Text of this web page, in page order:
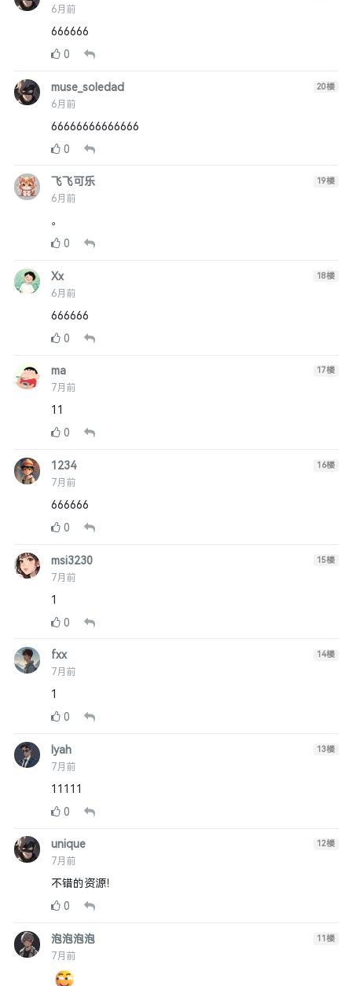
6月前
666666
0
muse_soledad
6月前
20楼
66666666666666
0
飞飞可乐
6月前
19楼
。
0
Xx
6月前
18楼
666666
0
ma
7月前
17楼
11
0
1234
7月前
16楼
666666
0
msi3230
7月前
15楼
1
0
fxx
7月前
14楼
1
0
lyah
7月前
13楼
11111
0
unique
7月前
12楼
不错的资源！
0
泡泡泡泡
7月前
11楼